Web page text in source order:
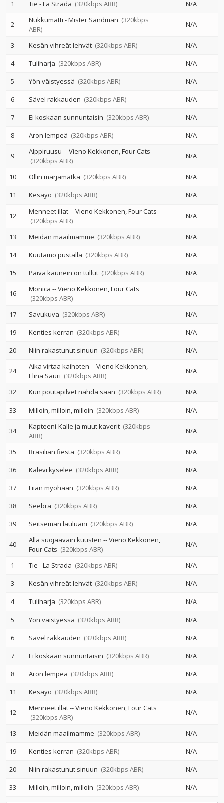
1 Tie - La Strada (320kbps ABR) N/A
2 Nukkumatti - Mister Sandman (320kbps
ABR)
N/A
3 Kesän vihreät lehvät (320kbps ABR)
N/A
4
Tuliharja (320kbps ABR)
N/A
5
Yön väistyessä (320kbps ABR)
N/A
6
Sävel rakkauden (320kbps ABR)
N/A
7
Ei koskaan sunnuntaisin (320kbps ABR)
N/A
8
Aron lempeä (320kbps ABR) N/A
9 Alppiruusu --Vieno Kekkonen Four Cats
(320kbps ABR)
N/A
10 Ollin marjamatka (320kbps ABR)
N/A
11
Kesäyö (320kbps ABR) N/A
12 Menneet illat--Vieno Kekkonen Four Cats
(320kbps ABR)
N/A
13 Meidän maailmamme (320kbps ABR)
N/A
14
Kuutamo pustalla (320kbps ABR)
N/A
15
Päivä kaunein on tullut (320kbps ABR) N/A
16 Monica --Vieno Kekkonen Four Cats
(320kbps ABR)
N/A
17 Savukuva (320kbps ABR)
N/A
19
Kenties kerran (320kbps ABR)
N/A
20
Niin rakastunut sinuun (320kbps ABR) N/A
24 Aika virtaa kaihoten --Vieno Kekkonen
Elina Sauri (320kbps ABR)
N/A
32 Kun poutapilvet nähdä saan (320kbps ABR)
N/A
33
Milloin, milloin, milloin (320kbps ABR) N/A
34 Kapteeni-Kalle ja muut kaverit (320kbps
ABR)
N/A
35 Brasilian fiesta (320kbps ABR)
N/A
36
Kalevi kyselee (320kbps ABR)
N/A
37
Liian myöhään (320kbps ABR)
N/A
38
Seebra (320kbps ABR)
N/A
39
Seitsemän lauluani (320kbps ABR) N/A
40 Alla suojaavain kuusten --Vieno Kekkonen
Four Cats (320kbps ABR)
N/A
1 Tie - La Strada (320kbps ABR)
N/A
3
Kesän vihreät lehvät (320kbps ABR)
N/A
4
Tuliharja (320kbps ABR)
N/A
5
Yön väistyessä (320kbps ABR)
N/A
6
Sävel rakkauden (320kbps ABR)
N/A
7
Ei koskaan sunnuntaisin (320kbps ABR)
N/A
8
Aron lempeä (320kbps ABR)
N/A
11
Kesäyö (320kbps ABR) N/A
12 Menneet illat--Vieno Kekkonen Four Cats
(320kbps ABR)
N/A
13 Meidän maailmamme (320kbps ABR)
N/A
19
Kenties kerran (320kbps ABR)
N/A
20
Niin rakastunut sinuun (320kbps ABR)
N/A
33
Milloin, milloin, milloin (320kbps ABR) N/A